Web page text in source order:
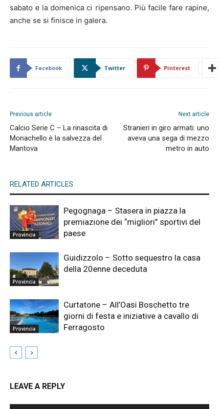
sabato e la domenica ci ripensano. Più facile fare rapine,
anche se si finisce in galera.
Facebook Twitter Pinterest
Previous article
Calcio Serie C – La rinascita di
Monachello è la salvezza del
Mantova
Next article
Stranieri in giro armati: uno
aveva una sega di mezzo
metro in auto
RELATED ARTICLES
Provincia
Pegognaga – Stasera in piazza la
premiazione dei “migliori” sportivi del
paese
Provincia
Guidizzolo – Sotto sequestro la casa
della 20enne deceduta
Provincia
Curtatone – All’Oasi Boschetto tre
giorni di festa e iniziative a cavallo di
Ferragosto
LEAVE A REPLY